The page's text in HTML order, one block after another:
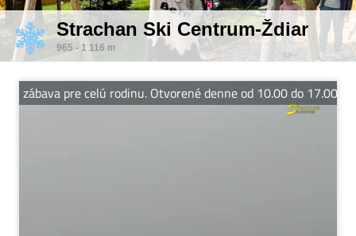
Strachan Ski Centrum-Ždiar
965 - 1 116 m
pre celú rodinu. Otvorené denne od 10.00 do 17.00